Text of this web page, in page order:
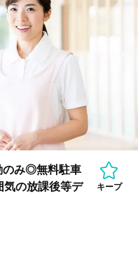
のみ◎無料駐車
の放課後等デ
キープ